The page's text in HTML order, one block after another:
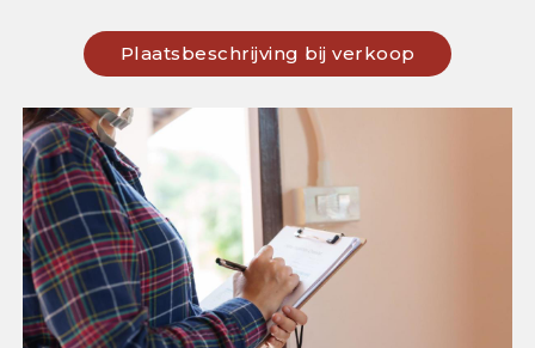
Plaatsbeschrijving bij verkoop